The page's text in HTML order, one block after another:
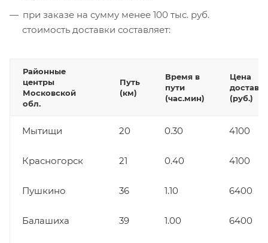
при заказе на сумму менее 100 тыс. руб.
стоимость доставки составляет:
Районные
центры
Московской
обл.
Путь
(км)
Время в
пути
(час.мин)
Цена
(руб.)
Мытищи 20 0.30 4100
Красногорск 21 0.40 4100
Пушкино 36 1.10 6400
Балашиха 39 1.00 6400